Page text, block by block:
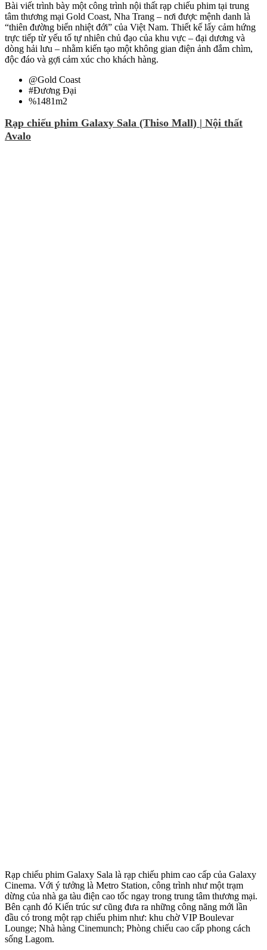
Bài viết trình bày một công trình nội thất rạp chiếu phim tại trung
tâm thương mại Gold Coast, Nha Trang – nơi được mệnh danh là
“thiên đường biển nhiệt đới” của Việt Nam. Thiết kế lấy cảm hứng
trực tiếp từ yếu tố tự nhiên chủ đạo của khu vực – đại dương và
dòng hải lưu – nhằm kiến tạo một không gian điện ảnh đắm chìm,
độc đáo và gợi cảm xúc cho khách hàng.
@Gold Coast
#Đương Đại
%1481m2
Rạp chiếu phim Galaxy Sala (Thiso Mall) | Nội thất
Avalo
Rạp chiếu phim Galaxy Sala là rạp chiếu phim cao cấp của Galaxy
Cinema. Với ý tưởng là Metro Station, công trình như một trạm
dừng của nhà ga tàu điện cao tốc ngay trong trung tâm thương mại.
Bên cạnh đó Kiến trúc sư cũng đưa ra những công năng mới lần
đầu có trong một rạp chiếu phim như: khu chờ VIP Boulevar
Lounge; Nhà hàng Cinemunch; Phòng chiếu cao cấp phong cách
sống Lagom.